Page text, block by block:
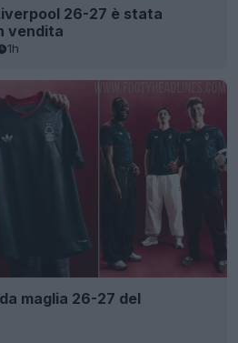
26-27 è stata
vendita
1h
maglia 26-27 del